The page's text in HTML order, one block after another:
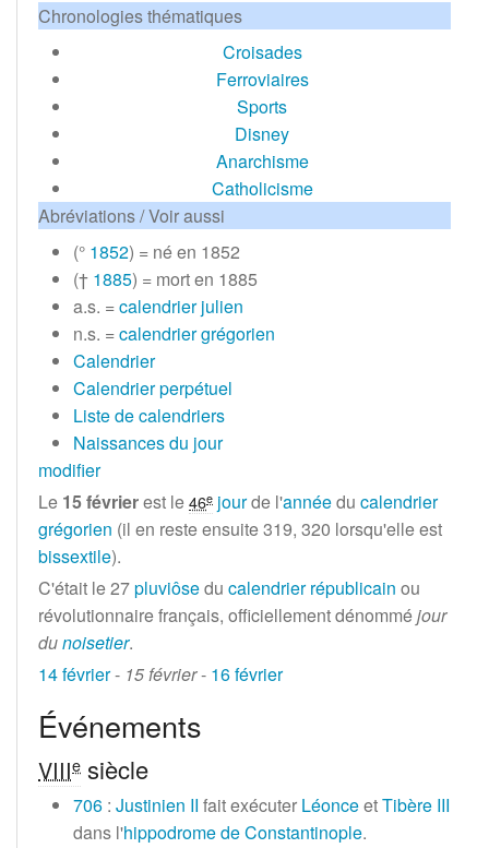
Chronologies thématiques
Croisades
Ferroviaires
Sports
Disney
Anarchisme
Catholicisme
Abréviations / Voir aussi
(° 1852) = né en 1852
(† 1885) = mort en 1885
a.s. =calendrier julien
n.s. =calendrier grégorien
Calendrier
Calendrier perpétuel
Liste de calendriers
Naissances du jour
modifier
Le 15 févrierest le46e jourde l'annéedu calendrier
grégorien (il en reste ensuite 319, 320 lorsqu'elle est
bissextile).
C'était le 27pluviôsedu calendrier républicain ou
révolutionnaire français, officiellement dénomméjour
dunoisetier.
14 février- 15 février- 16 février
Événements
VIIIe siècle
706 : Justinien II fait exécuter LéonceetTibère III
dans l'hippodrome de Constantinople.